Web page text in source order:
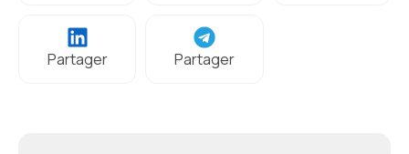
Partager Partager